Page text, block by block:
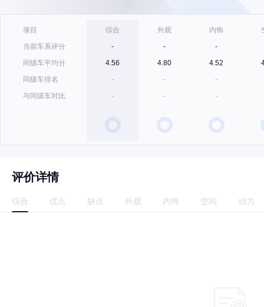
项目
当前车系评分
同级车平均分
同级车排名
与同级车对比
综合
-
4.56
-
-
外观
-
4.80
-
-
内饰
-
4.52
-
-
评价详情
综合 优点 缺点 外观 内饰 空间 动力